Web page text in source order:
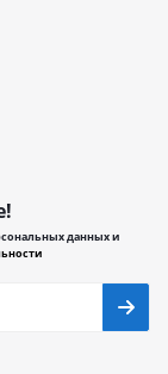
данных и